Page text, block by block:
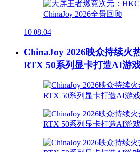
10 08.04
ChinaJoy 2026映众持续火
RTX 50系列显卡打造AI游